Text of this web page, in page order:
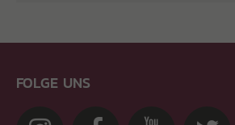
FOLGE UNS